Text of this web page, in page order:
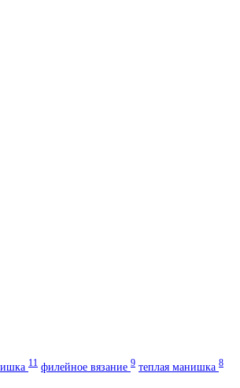
11 филейное вязание 9 теплая манишка 8